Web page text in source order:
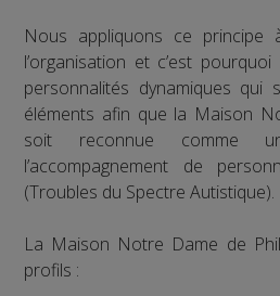
Nous appliquons ce
l’organisation et c’est
personnalités dynamiques
éléments afin que la Maison
soit reconnue comme
l’accompagnement de
(Troubles du Spectre Autistique).
La Maison Notre Dame de
profils :